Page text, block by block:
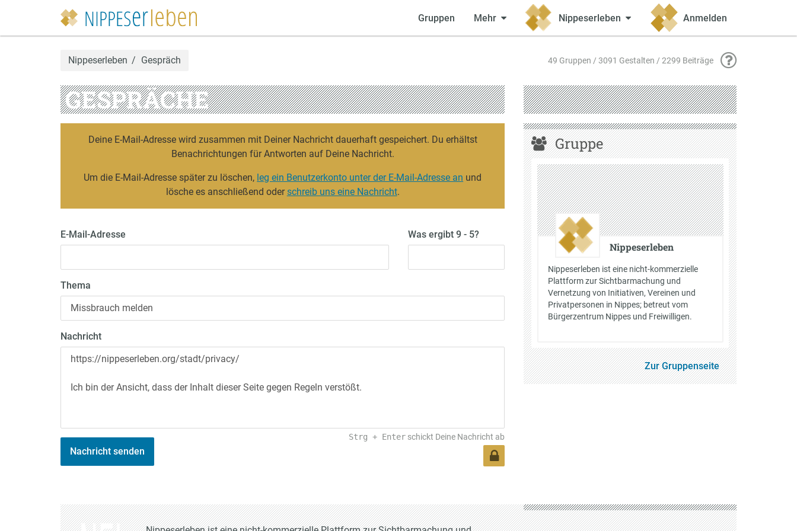
Gruppen Mehr Nippeserleben Anmelden
Nippeserleben Gespräch 49 Gruppen / 3091 Gestalten / 2299 Beiträge
GESPRÄCHE
Deine E-Mail-Adresse wird zusammen mit Deiner Nachricht dauerhaft gespeichert. Du erhältst
Benachrichtungen für Antworten auf Deine Nachricht.
Um die E-Mail-Adresse später zu löschen, leg ein Benutzerkonto unter der E-Mail-Adresse an und
lösche es anschließend oderschreib uns eine Nachricht.
E-Mail-Adresse Was ergibt 9 - 5?
Thema
Nachricht
Strg + Enter schickt Deine Nachricht ab
Nachricht senden
Gruppe
Nippeserleben
Nippeserleben ist eine nicht-kommerzielle
Plattform zur Sichtbarmachung und
Vernetzung von Initiativen, Vereinen und
Privatpersonen in Nippes; betreut vom
Bürgerzentrum Nippes und Freiwilligen.
Zur Gruppenseite